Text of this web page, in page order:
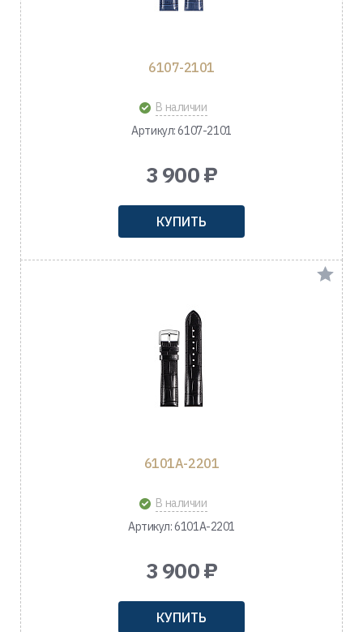
6107-2101
В наличии
Артикул: 6107-2101
3 900 ₽
КУПИТЬ
6101A-2201
В наличии
Артикул: 6101A-2201
3 900 ₽
КУПИТЬ